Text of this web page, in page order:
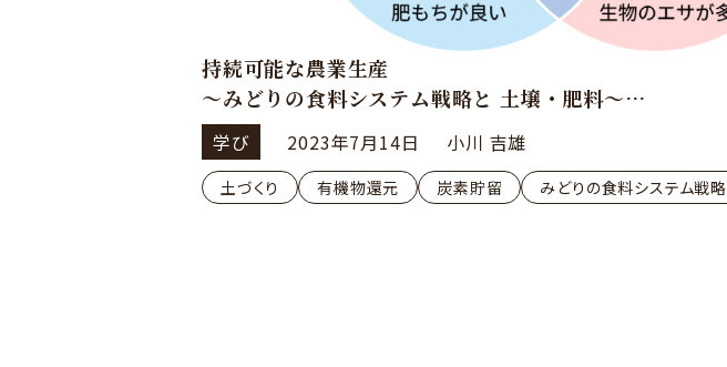
持続可能な農業生産
～みどりの食料システム戦略と 土壌・肥料～
④土の健康を守る有機物
学び 2023年7月14日 小川 吉雄
土づくり 有機物還元 炭素貯留 みどりの食料システム戦略